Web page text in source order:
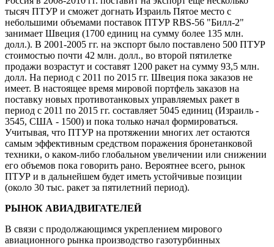
тысяч ПТУР и сможет догнать Израиль Пятое место с
небольшими объемами поставок ПТУР RBS-56 "Билл-2"
занимает Швеция (1700 единиц на сумму более 135 млн.
долл.). В 2001-2005 гг. на экспорт было поставлено 500 ПТУР
стоимостью почти 42 млн. долл., во второй пятилетке
продажи возрастут и составят 1200 ракет на сумму 93,5 млн.
долл. На период с 2011 по 2015 гг. Швеция пока заказов не
имеет. В настоящее время мировой портфель заказов на
поставку новых противотанковых управляемых ракет в
период с 2011 по 2015 гг. составляет 5045 единиц (Израиль -
3545, США - 1500) и пока только начал формироваться.
Учитывая, что ПТУР на протяжении многих лет остаются
самым эффективным средством поражения бронетанковой
техники, о каком-либо глобальном увеличении или снижении
его объемов пока говорить рано. Вероятнее всего, рынок
ПТУР и в дальнейшем будет иметь устойчивые позиции
(около 30 тыс. ракет за пятилетний период).
РЫНОК АВИАДВИГАТЕЛЕЙ
В связи с продолжающимся укреплением мирового
авиационного рынка производство газотурбинных